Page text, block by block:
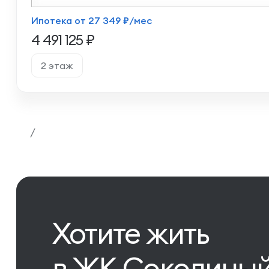
Ипотека от 27 349 ₽/мес
4 491 125 ₽
2 этаж
/
Хотите жить